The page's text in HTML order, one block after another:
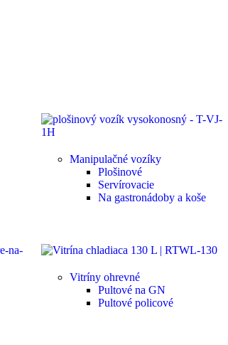
Manipulačné vozíky
Plošinové
Servírovacie
Na gastronádoby a koše
Vitríny ohrevné
Pultové na GN
Pultové policové